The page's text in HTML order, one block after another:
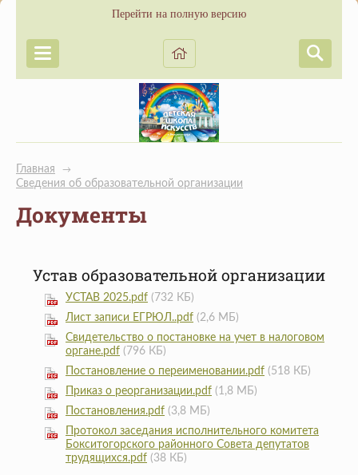
Перейти на полную версию
Главная →
Сведения об образовательной организации
Документы
Устав образовательной организации
УСТАВ 2025.pdf (732 КБ)
Лист записи ЕГРЮЛ..pdf (2,6 МБ)
Свидетельство о постановке на учет в налоговом
органе.pdf (796 КБ)
Постановление о переименовании.pdf (518 КБ)
Приказ о реорганизации.pdf (1,8 МБ)
Постановления.pdf (3,8 МБ)
Протокол заседания исполнительного комитета
Бокситогорского районного Совета депутатов
трудящихся.pdf (38 КБ)